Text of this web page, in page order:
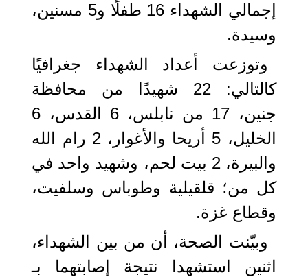
إجمالي الشهداء 16 طفلًا و5 مسنين،
وسيدة.
وتوزعت أعداد الشهداء جغرافيًا
كالتالي: 22 شهيدًا من محافظة
جنين، 17 من نابلس، 6 القدس، 6
الخليل، 5 أريحا والأغوار، 2 رام الله
والبيرة، 2 بيت لحم، وشهيد واحد في
كل من؛ قلقيلية وطوباس وسلفيت،
وقطاع غزة.
وبيّنت الصحة، أن من بين الشهداء،
اثنين استشهدا نتيجة إصابتهما بـ